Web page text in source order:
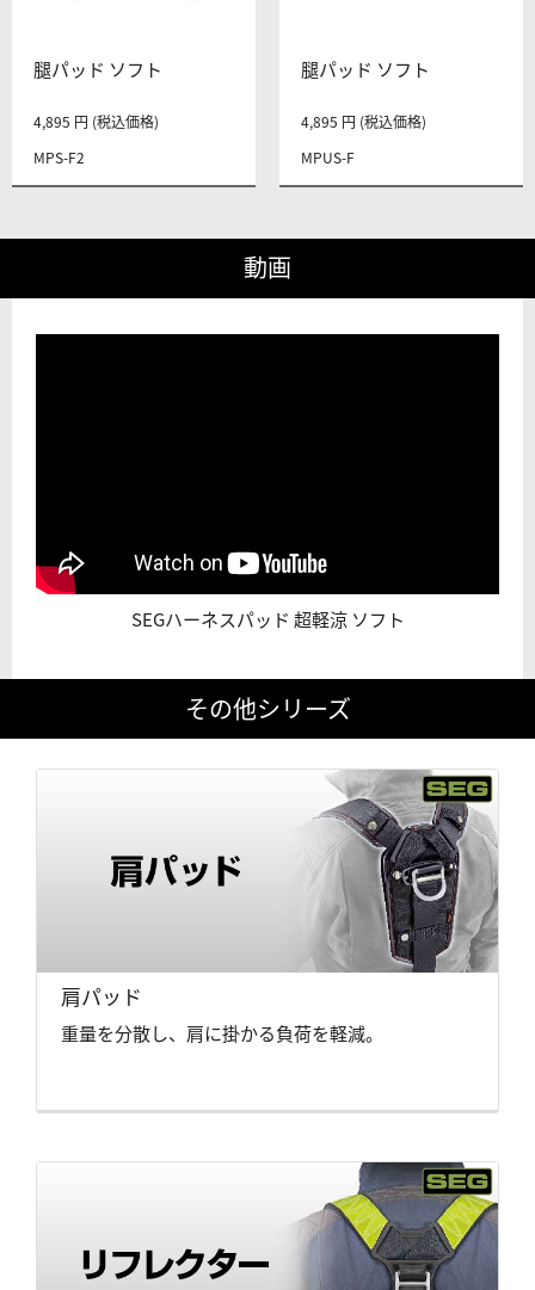
腿パッド ソフト
MPS-F2
4,895 円 (税込価格)
腿パッド ソフト
MPUS-F
4,895 円 (税込価格)
動画
SEGハーネスパッド 超軽涼 ソフト
その他シリーズ
肩パッド
重量を分散し、肩に掛かる負荷を軽減。